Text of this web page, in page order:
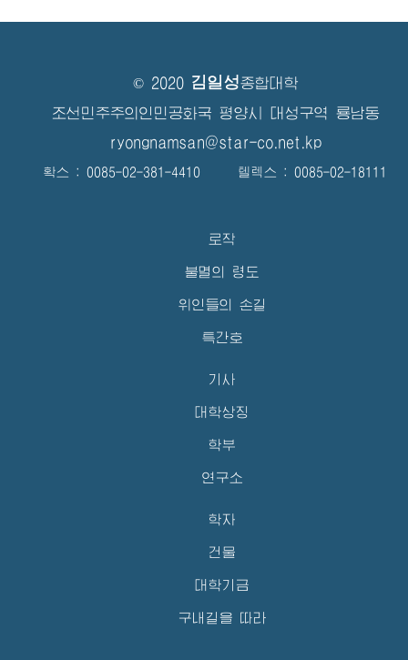
© 2020 김일성종합대학
조선민주주의인민공화국 평양시 대성구역 룡남동
ryongnamsan@star-co.net.kp
확스 : 0085-02-381-4410 텔렉스 : 0085-02-18111
로작
불멸의 령도
위인들의 손길
특간호
기사
대학상징
학부
연구소
학자
건물
대학기금
구내길을 따라